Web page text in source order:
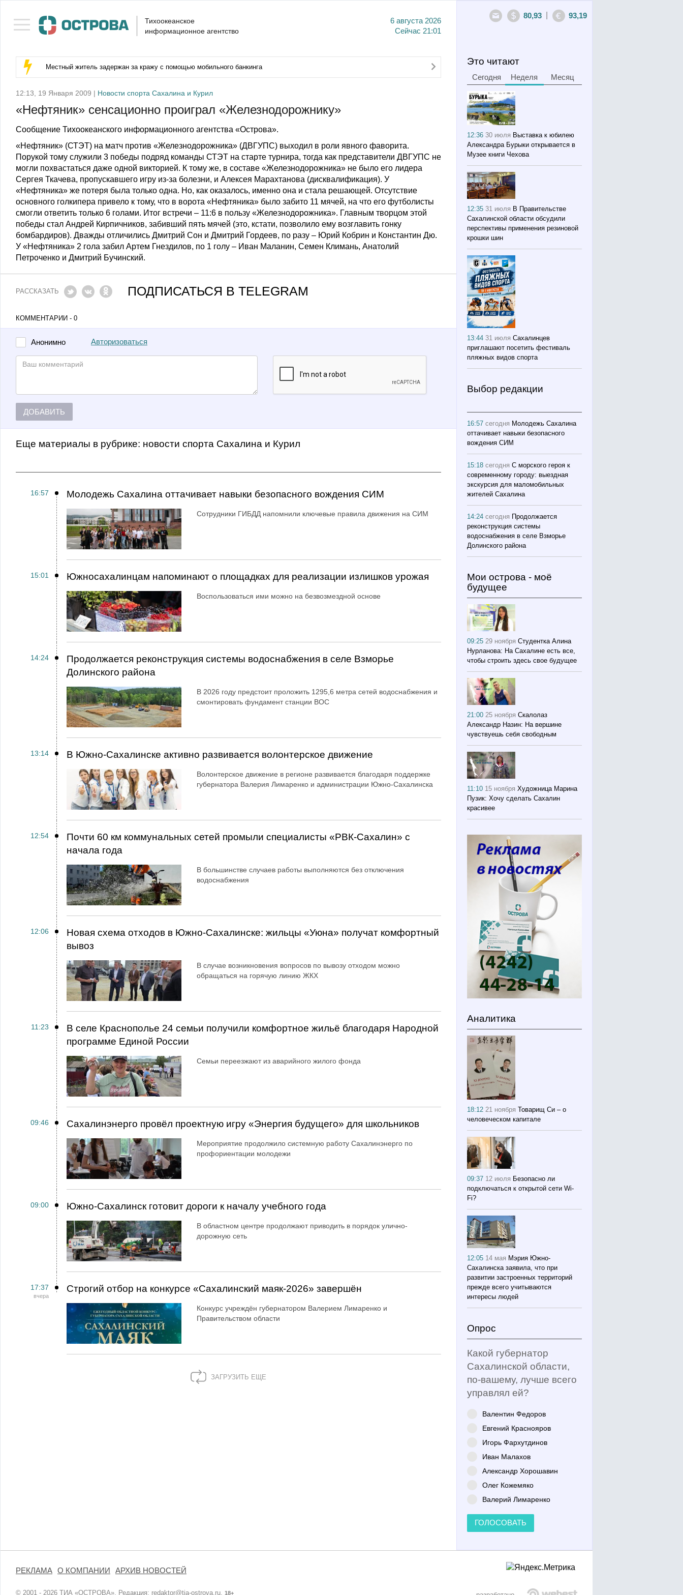
Тихоокеанское
информационное агентство
6 августа 2026
Сейчас 21:01
80,93 93,19
Местный житель задержан за кражу с помощью мобильного банкинга
12:13, 19 Января 2009 | Новости спорта Сахалина и Курил
«Нефтяник» сенсационно проиграл «Железнодорожнику»
Сообщение Тихоокеанского информационного агентства «Острова».
«Нефтяник» (СТЭТ) на матч против «Железнодорожника» (ДВГУПС) выходил в роли явного фаворита.
Порукой тому служили 3 победы подряд команды СТЭТ на старте турнира, тогда как представители ДВГУПС не
могли похвастаться даже одной викторией. К тому же, в составе «Железнодорожника» не было его лидера
Сергея Ткачева, пропускавшего игру из-за болезни, и Алексея Марахтанова (дисквалификация). У
«Нефтяника» же потеря была только одна. Но, как оказалось, именно она и стала решающей. Отсутствие
основного голкипера привело к тому, что в ворота «Нефтяника» было забито 11 мячей, на что его футболисты
смогли ответить только 6 голами. Итог встречи – 11:6 в пользу «Железнодорожника». Главным творцом этой
победы стал Андрей Кирпичников, забивший пять мячей (это, кстати, позволило ему возглавить гонку
бомбардиров). Дважды отличились Дмитрий Сон и Дмитрий Гордеев, по разу – Юрий Кобрин и Константин Дю.
У «Нефтяника» 2 гола забил Артем Гнездилов, по 1 голу – Иван Маланин, Семен Климань, Анатолий
Петроченко и Дмитрий Бучинский.
РАССКАЗАТЬ ПОДПИСАТЬСЯ В TELEGRAM
КОММЕНТАРИИ - 0
Анонимно Авторизоваться
ДОБАВИТЬ
Еще материалы в рубрике: Новости спорта Сахалина и Курил
16:57 Молодежь Сахалина оттачивает навыки безопасного вождения СИМ
Сотрудники ГИБДД напомнили ключевые правила движения на СИМ
15:01 Южносахалинцам напоминают о площадках для реализации излишков урожая
Воспользоваться ими можно на безвозмездной основе
14:24
Продолжается реконструкция системы водоснабжения в селе Взморье
Долинского района
В 2026 году предстоит проложить 1295,6 метра сетей водоснабжения и
смонтировать фундамент станции ВОС
13:14 В Южно-Сахалинске активно развивается волонтерское движение
Волонтерское движение в регионе развивается благодаря поддержке
губернатора Валерия Лимаренко и администрации Южно-Сахалинска
12:54
Почти 60 км коммунальных сетей промыли специалисты «РВК‑Сахалин» с
начала года
В большинстве случаев работы выполняются без отключения
водоснабжения
12:06
Новая схема отходов в Южно-Сахалинске: жильцы «Уюна» получат комфортный
вывоз
В случае возникновения вопросов по вывозу отходом можно
обращаться на горячую линию ЖКХ
11:23
В селе Краснополье 24 семьи получили комфортное жильё благодаря Народной
программе Единой России
Семьи переезжают из аварийного жилого фонда
09:46 Сахалинэнерго провёл проектную игру «Энергия будущего» для школьников
Мероприятие продолжило системную работу Сахалинэнерго по
профориентации молодежи
09:00 Южно-Сахалинск готовит дороги к началу учебного года
В областном центре продолжают приводить в порядок улично-
дорожную сеть
17:37
вчера
Строгий отбор на конкурсе «Сахалинский маяк‑2026» завершён
Конкурс учреждён губернатором Валерием Лимаренко и
Правительством области
ЗАГРУЗИТЬ ЕЩЕ
Это читают
Сегодня Неделя Месяц
12:3630 июля Выставка к юбилею
Александра Бурыки открывается в
Музее книги Чехова
12:3531 июля В Правительстве
Сахалинской области обсудили
перспективы применения резиновой
крошки шин
13:4431 июля Сахалинцев
приглашают посетить фестиваль
пляжных видов спорта
Выбор редакции
16:57сегодня Молодежь Сахалина
оттачивает навыки безопасного
вождения СИМ
15:18сегодня С морского героя к
современному городу: выездная
экскурсия для маломобильных
жителей Сахалина
14:24сегодня Продолжается
реконструкция системы
водоснабжения в селе Взморье
Долинского района
Мои острова - моё
будущее
09:25 29 ноября Студентка Алина
Нурланова: На Сахалине есть все,
чтобы строить здесь свое будущее
21:0025 ноября Скалолаз
Александр Назин: На вершине
чувствуешь себя свободным
11:10 15 ноября Художница Марина
Пузик: Хочу сделать Сахалин
красивее
Аналитика
18:1221 ноября Товарищ Си – о
человеческом капитале
09:37 12 июля Безопасно ли
подключаться к открытой сети Wi-
Fi?
12:05 14 мая Мэрия Южно-
Сахалинска заявила, что при
развитии застроенных территорий
прежде всего учитываются
интересы людей
Опрос
Какой губернатор
Сахалинской области,
по-вашему, лучше всего
управлял ей?
Валентин Федоров
Евгений Краснояров
Игорь Фархутдинов
Иван Малахов
Александр Хорошавин
Олег Кожемяко
Валерий Лимаренко
ГОЛОСОВАТЬ
РЕКЛАМА О КОМПАНИИ АРХИВ НОВОСТЕЙ
© 2001 - 2026 ТИА «ОСТРОВА». Редакция: redaktor@tia-ostrova.ru 18+